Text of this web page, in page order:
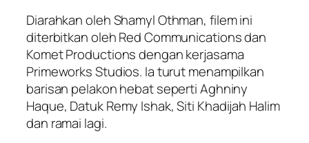
Diarahkan oleh Shamyl Othman, filem ini
diterbitkan oleh Red Communications dan
Komet Productions dengan kerjasama
Primeworks Studios. Ia turut menampilkan
barisan pelakon hebat seperti Aghniny
Haque, Datuk Remy Ishak, Siti Khadijah Halim
dan ramai lagi.